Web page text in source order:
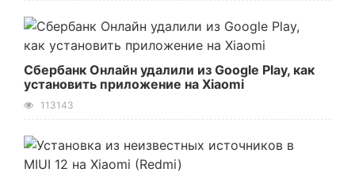
Сбербанк Онлайн удалили из Google Play, как
установить приложение на Xiaomi
113143